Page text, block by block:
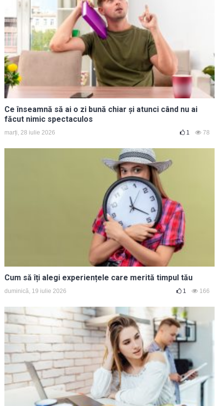
Ce înseamnă să ai o zi bună chiar și atunci când nu ai
făcut nimic spectaculos
marți, 28 iulie 2026 1 78
Cum să îți alegi experiențele care merită timpul tău
duminică, 19 iulie 2026 1 166